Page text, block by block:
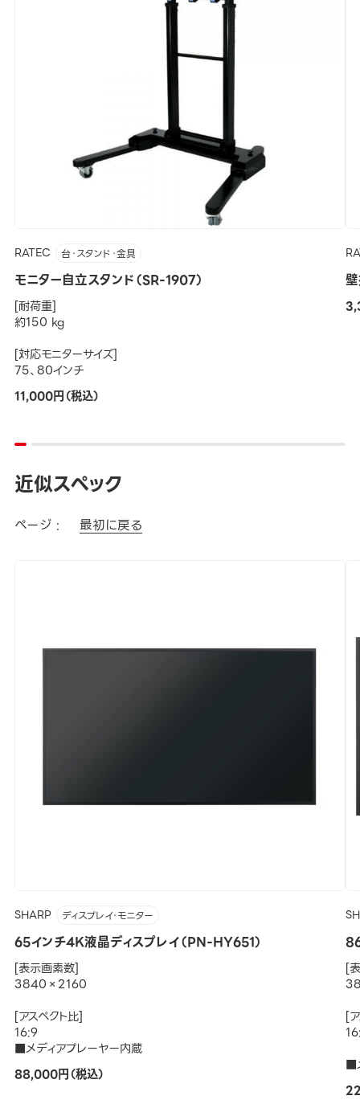
RATEC 台・スタンド・金具
モニター自立スタンド（SR-1907）
[耐荷重]
約150 kg
[対応モニターサイズ]
75、80インチ
11,000円（税込）
近似スペック
ページ : 最初に戻る
SHARP ディスプレイ・モニター
65インチ4K液晶ディスプレイ（PN-HY651）
[表示画素数]
3840×2160
[アスペクト比]
16:9
■メディアプレーヤー内蔵
88,000円（税込）
[
[
■